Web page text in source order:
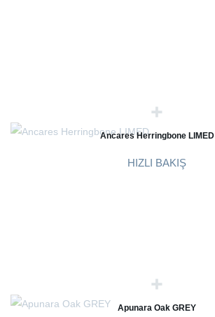
Ancares Herringbone LIMED
HIZLI BAKIŞ
Apunara Oak GREY